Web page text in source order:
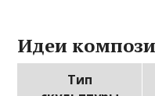
Идеи
Тип